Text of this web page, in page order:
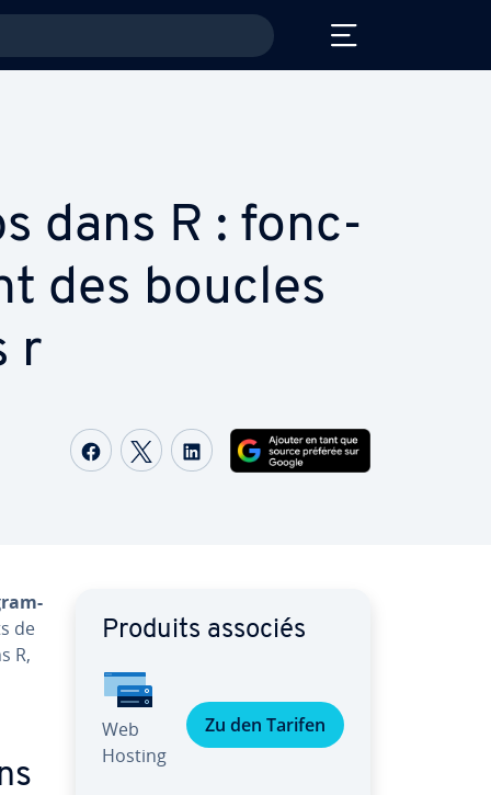
dans R : fonc­
des boucles
r
Partager sur Facebook
Partager sur Twitter
Partager sur LinkedIn
de
R,
Produits associés
Web
Hosting
Zu den Tarifen